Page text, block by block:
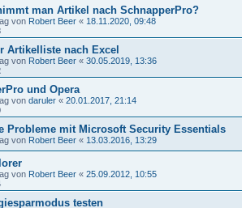
man Artikel nach SchnapperPro?
von Robert Beer « 18.11.2020, 09:48
Artikelliste nach Excel
von Robert Beer « 30.05.2019, 13:36
und Opera
von daruler « 20.01.2017, 21:14
Probleme mit Microsoft Security Essentials
von Robert Beer « 13.03.2016, 13:29
von Robert Beer « 25.09.2012, 10:55
testen